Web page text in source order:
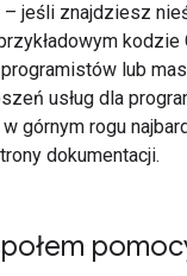
– jeśli znajdziesz
kodzie
lub
usług dla
w górnym rogu
dokumentacji.